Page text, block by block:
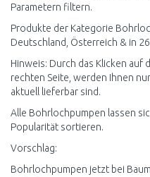
Parametern filtern.
Produkte der Kategorie
Deutschland, Österreich & in
Hinweis: Durch das Klicken auf
rechten Seite, werden Ihnen
aktuell lieferbar sind.
Alle Bohrlochpumpen lassen
Popularität sortieren.
Vorschlag:
Bohrlochpumpen jetzt bei